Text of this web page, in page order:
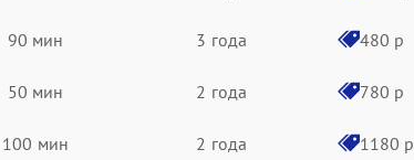
90 мин 3 года 480 р
50 мин 2 года 780 р
100 мин 2 года 1180 р